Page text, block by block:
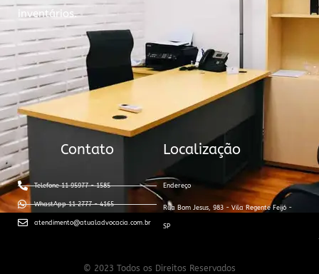
inventários.
Contato
Telefone 11 95977 - 1585
WhastApp 11 2777 - 4165
atendimento@atualadvocacia.com.br
Localização
Endereço
Rua Bom Jesus, 983 - Vila Regente Feijó -
SP
© 2023 Todos os Direitos Reservados